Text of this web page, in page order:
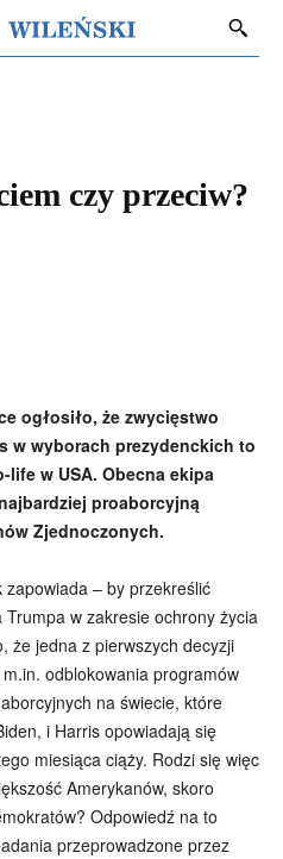
czy przeciw?
ogłosiło, że zwycięstwo
w wyborach prezydenckich to
w USA. Obecna ekipa
proaborcyjną
Zjednoczonych.
– by przekreślić
w zakresie ochrony życia
że jedna z pierwszych decyzji
odblokowania programów
na świecie, które
i Harris opowiadają się
miesiąca ciąży. Rodzi się więc
Amerykanów, skoro
Odpowiedź na to
przeprowadzone przez